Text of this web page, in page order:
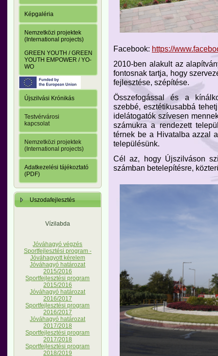
Képgaléria
Nemzetközi projektek
(International projects)
GREEN YOUTH / GREEN
YOUTH EMPOWER / YO-
WO
Újszilvási Krónikás
Testvérvárosi
kapcsolat
Nemzetközi projektek
(International projects)
Adatkezelési tájékoztató
(PDF)
Uszodafejlesztés
Vízilabda
Jóváhagyó végzés
Sportfejlesztési program -
Jóváhagyott kérelem
Jóváhagyó határozat
2015/2016
Sportfejlesztési program
2015/2016
Jóváhagyó határozat
2016/2017
Sportfejlesztési program
2016/2017
Jóváhagyó határozat
2017/2018
Sportfejlesztési program
2017/2018
Sportfejlesztési program
2018/2019
Facebook: https://
2010-ben alakult az
fontosnak tartja, hogy
fejlesztése, szépítése.
Összefogással és a
szebbé, esztétikusabbá
idelátogatók szívesen
számukra a rendezett
térnek be a Hivatalba azzal
településünk.
Cél az, hogy Újszilváson
számban betelepítésre,